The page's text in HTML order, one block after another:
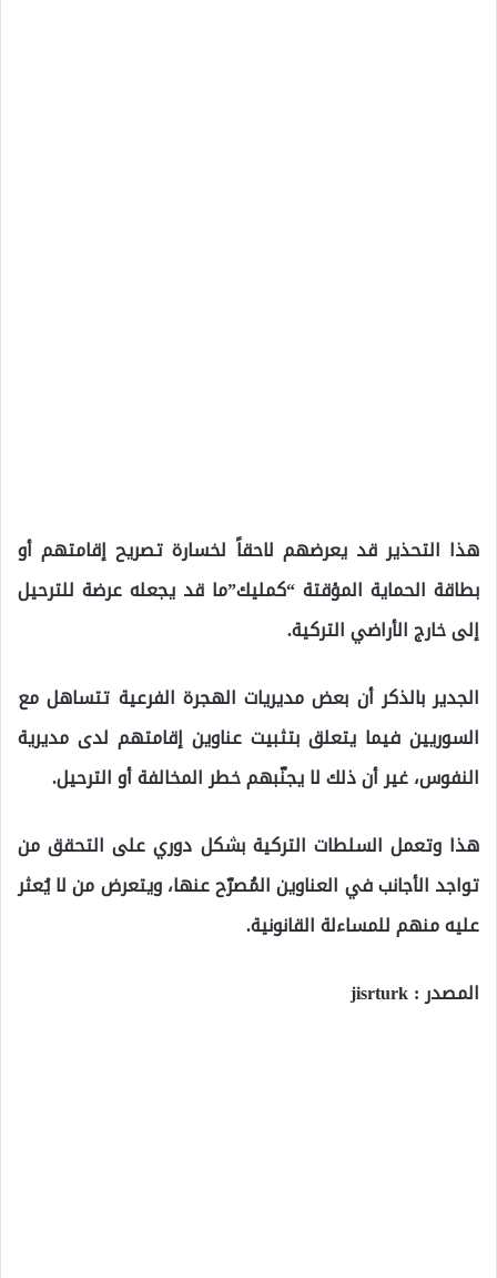
هذا التحذير قد يعرضهم لاحقاً لخسارة تصريح إقامتهم أو
بطاقة الحماية المؤقتة “كمليك”ما قد يجعله عرضة للترحيل
إلى خارج الأراضي التركية.
الجدير بالذكر أن بعض مديريات الهجرة الفرعية تتساهل مع
السوريين فيما يتعلق بتثبيت عناوين إقامتهم لدى مديرية
النفوس، غير أن ذلك لا يجنّبهم خطر المخالفة أو الترحيل.
هذا وتعمل السلطات التركية بشكل دوري على التحقق من
تواجد الأجانب في العناوين المُصرّح عنها، ويتعرض من لا يُعثر
عليه منهم للمساءلة القانونية.
المصدر : jisrturk